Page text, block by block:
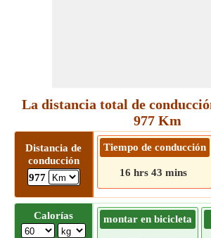
La distancia total de
977 Km
Distancia de
conducción
977
Tiempo de conducción
16 hrs 43 mins
Calorías montar en bicicleta